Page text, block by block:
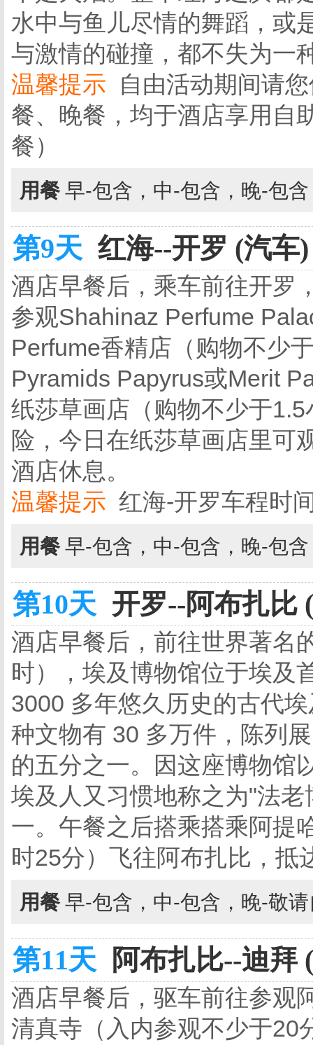
水中与鱼儿尽情的舞蹈，或
与激情的碰撞，都不失为一
温馨提示 自由活动期间请
餐、晚餐，均于酒店享用自
餐）
用餐 早-包含，中-包含，晚-包
第9天 红海--开罗 (汽车)
酒店早餐后，乘车前往开罗
参观Shahinaz Perfume
Perfume香精店（购物不少
Pyramids Papyrus或Merit
纸莎草画店（购物不少于
险，今日在纸莎草画店里可
酒店休息。
温馨提示 红海-开罗车程时
用餐 早-包含，中-包含，晚-包
第10天 开罗--阿布扎比
酒店早餐后，前往世界著名
时），埃及博物馆位于埃及
3000 多年悠久历史的古代
种文物有 30 多万件，陈列
的五分之一。因这座博物馆
埃及人又习惯地称之为"法
一。午餐之后搭乘搭乘阿提
时25分）飞往阿布扎比，抵
用餐 早-包含，中-包含，晚-敬
第11天 阿布扎比--迪拜
酒店早餐后，驱车前往参观
清真寺（入内参观不少于20